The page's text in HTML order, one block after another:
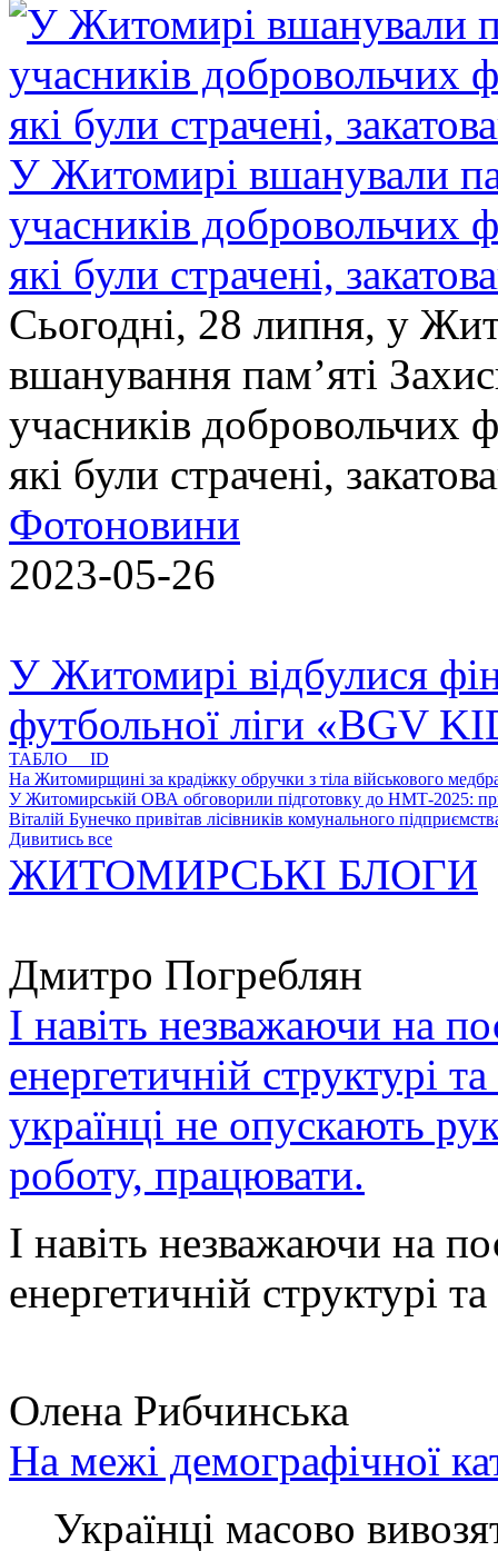
У Житомирі вшанували
учасників добровольчих
які були страчені,
Сьогодні, 28 липня, у
вшанування пам’яті
учасників добровольчих
які були страчені,
Фотоновини
2023-05-26
У Житомирі відбулися
футбольної ліги «BGV
ТАБЛО ID
На Житомирщині за крадіжку обручки з тіла військового
У Житомирській ОВА обговорили підготовку до НМТ-2025:
Віталій Бунечко привітав лісівників комунального
Дивитись все
ЖИТОМИРСЬКІ БЛОГИ
Дмитро Погреблян
І навіть незважаючи на
енергетичній структурі
українці не опускають
роботу, працювати.
І навіть незважаючи на
енергетичній структурі
Олена Рибчинська
На межі демографічної
Українці масово